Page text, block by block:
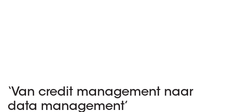
‘Van credit management naar
data management’